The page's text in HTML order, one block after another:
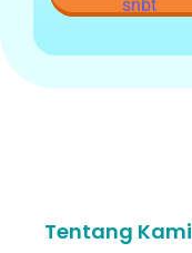
Tentang Kami